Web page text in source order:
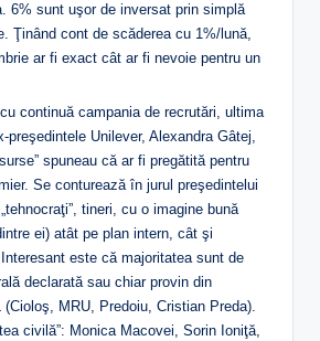
6% sunt uşor de inversat prin simplă
Ţinând cont de scăderea cu 1%/lună,
ar fi exact cât ar fi nevoie pentru un
continuă campania de recrutări, ultima
preşedintele Unilever, Alexandra Gâtej,
spuneau că ar fi pregătită pentru
Se conturează în jurul preşedintelui
tineri, cu o imagine bună
ei) atât pe plan intern, cât şi
este că majoritatea sunt de
declarată sau chiar provin din
(Cioloş, MRU, Predoiu, Cristian Preda).
civilă”: Monica Macovei, Sorin Ioniţă,